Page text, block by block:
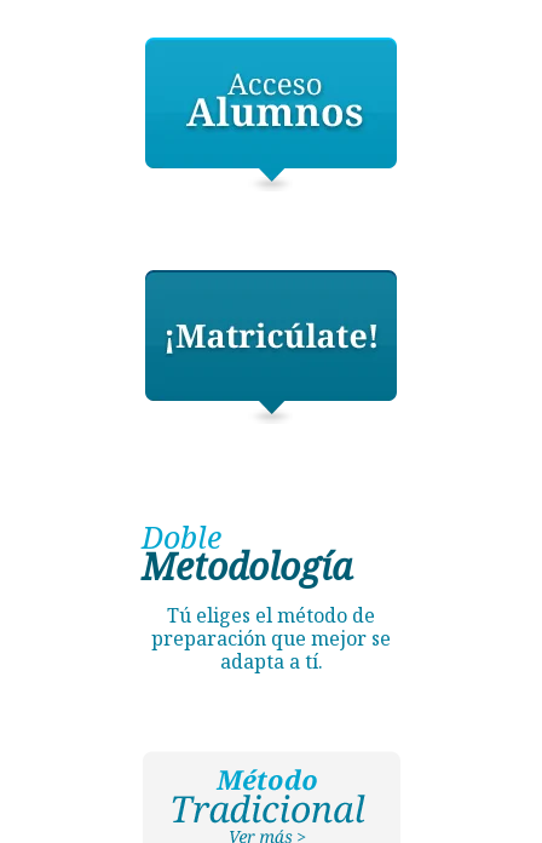
Doble
Metodología
Tú eliges el método de
preparación que mejor se
adapta a tí.